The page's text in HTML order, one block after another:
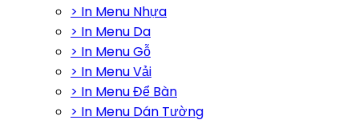
> In Menu Nhựa
> In Menu Da
> In Menu Gỗ
> In Menu Vải
> In Menu Để Bàn
> In Menu Dán Tường